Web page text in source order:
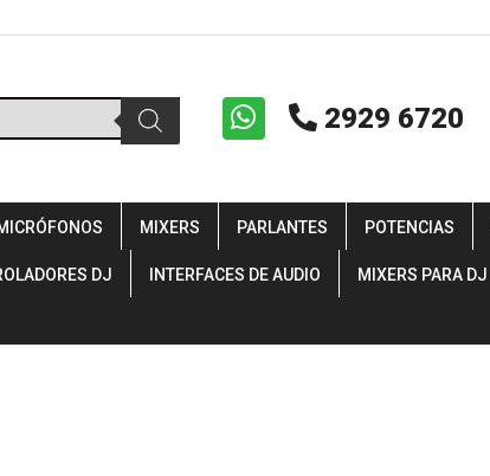
2929 6720
MIXERS PARLANTES POTENCIAS
DJ INTERFACES DE AUDIO MIXERS PARA DJ